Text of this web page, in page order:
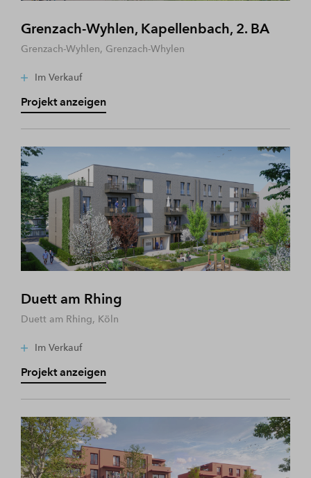
Grenzach-Wyhlen, Kapellenbach, 2. BA
Grenzach-Wyhlen, Grenzach-Whylen
Im Verkauf
Projekt anzeigen
Duett am Rhing
Duett am Rhing, Köln
Im Verkauf
Projekt anzeigen